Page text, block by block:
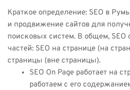
Краткое определение: SEO в
и продвижение сайтов для
поисковых систем. В общем, SEO
частей: SEO на странице (на
страницы (вне страницы).
SEO On Page работает на
работаем с его